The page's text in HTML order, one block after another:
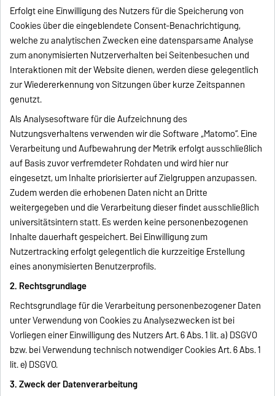
Erfolgt eine Einwilligung des Nutzers für die Speicherung von
Cookies über die eingeblendete Consent-Benachrichtigung,
welche zu analytischen Zwecken eine datensparsame Analyse
zum anonymisierten Nutzerverhalten bei Seitenbesuchen und
Interaktionen mit der Website dienen, werden diese gelegentlich
zur Wiedererkennung von Sitzungen über kurze Zeitspannen
genutzt.
Als Analysesoftware für die Aufzeichnung des
Nutzungsverhaltens verwenden wir die Software „Matomo“. Eine
Verarbeitung und Aufbewahrung der Metrik erfolgt ausschließlich
auf Basis zuvor verfremdeter Rohdaten und wird hier nur
eingesetzt, um Inhalte priorisierter auf Zielgruppen anzupassen.
Zudem werden die erhobenen Daten nicht an Dritte
weitergegeben und die Verarbeitung dieser findet ausschließlich
universitätsintern statt. Es werden keine personenbezogenen
Inhalte dauerhaft gespeichert. Bei Einwilligung zum
Nutzertracking erfolgt gelegentlich die kurzzeitige Erstellung
eines anonymisierten Benutzerprofils.
2. Rechtsgrundlage
Rechtsgrundlage für die Verarbeitung personenbezogener Daten
unter Verwendung von Cookies zu Analysezwecken ist bei
Vorliegen einer Einwilligung des Nutzers Art. 6 Abs. 1 lit. a) DSGVO
bzw. bei Verwendung technisch notwendiger Cookies Art. 6 Abs. 1
lit. e) DSGVO.
3. Zweck der Datenverarbeitung